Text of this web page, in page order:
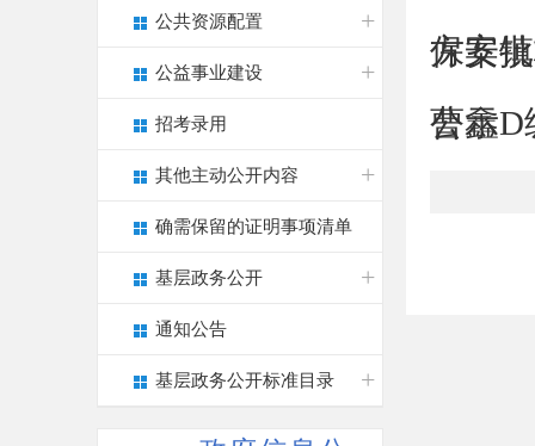
公共资源配置
公益事业建设
招考录用
其他主动公开内容
确需保留的证明事项清单
基层政务公开
通知公告
基层政务公开标准目录
方案
保安
公示
曹鑫D